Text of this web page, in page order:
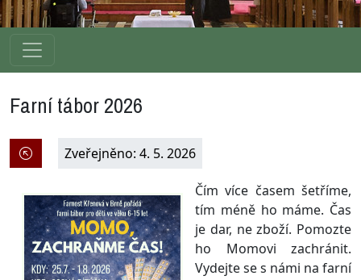
Farní tábor 2026
Zveřejněno: 4. 5. 2026
Čím více časem šetříme,
tím méně ho máme. Čas
je dar, ne zboží. Pomozte
ho Momovi zachránit.
Vydejte se s námi na farní